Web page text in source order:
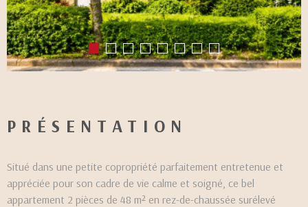
PRÉSENTATION
Situé dans une petite copropriété parfaitement entretenue et
appréciée pour son cadre de vie calme et soigné, ce bel
appartement 2 pièces de 48 m² en rez-de-chaussée surélevé